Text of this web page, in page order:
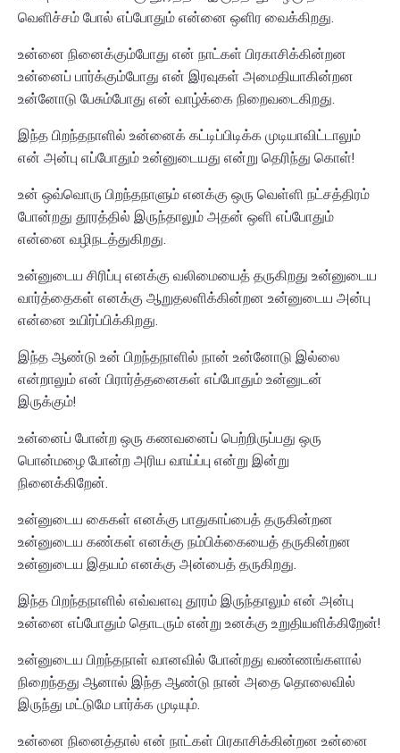
வெளிச்சம் போல் எப்போதும் என்னை ஒளிர வைக்கிறது.
உன்னை நினைக்கும்போது என் நாட்கள் பிரகாசிக்கின்றன
உன்னைப் பார்க்கும்போது என் இரவுகள் அமைதியாகின்றன
உன்னோடு பேசும்போது என் வாழ்க்கை நிறைவடைகிறது.
இந்த பிறந்தநாளில் உன்னைக் கட்டிப்பிடிக்க முடியாவிட்டாலும்
என் அன்பு எப்போதும் உன்னுடையது என்று தெரிந்து கொள்!
உன் ஒவ்வொரு பிறந்தநாளும் எனக்கு ஒரு வெள்ளி நட்சத்திரம்
போன்றது தூரத்தில் இருந்தாலும் அதன் ஒளி எப்போதும்
என்னை வழிநடத்துகிறது.
உன்னுடைய சிரிப்பு எனக்கு வலிமையைத் தருகிறது உன்னுடைய
வார்த்தைகள் எனக்கு ஆறுதலளிக்கின்றன உன்னுடைய அன்பு
என்னை உயிர்ப்பிக்கிறது.
இந்த ஆண்டு உன் பிறந்தநாளில் நான் உன்னோடு இல்லை
என்றாலும் என் பிரார்த்தனைகள் எப்போதும் உன்னுடன்
இருக்கும்!
உன்னைப் போன்ற ஒரு கணவனைப் பெற்றிருப்பது ஒரு
பொன்மழை போன்ற அரிய வாய்ப்பு என்று இன்று
நினைக்கிறேன்.
உன்னுடைய கைகள் எனக்கு பாதுகாப்பைத் தருகின்றன
உன்னுடைய கண்கள் எனக்கு நம்பிக்கையைத் தருகின்றன
உன்னுடைய இதயம் எனக்கு அன்பைத் தருகிறது.
இந்த பிறந்தநாளில் எவ்வளவு தூரம் இருந்தாலும் என் அன்பு
உன்னை எப்போதும் தொடரும் என்று உனக்கு உறுதியளிக்கிறேன்!
உன்னுடைய பிறந்தநாள் வானவில் போன்றது வண்ணங்களால்
நிறைந்தது ஆனால் இந்த ஆண்டு நான் அதை தொலைவில்
இருந்து மட்டுமே பார்க்க முடியும்.
உன்னை நினைத்தால் என் நாட்கள் பிரகாசிக்கின்றன உன்னை